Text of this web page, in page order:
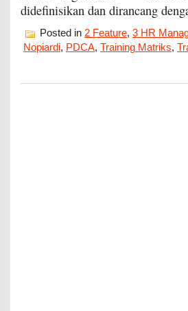
didefinisikan dan dirancang
Posted in 2 Feature, 3 HR
Nopiardi, PDCA, Training Matriks,